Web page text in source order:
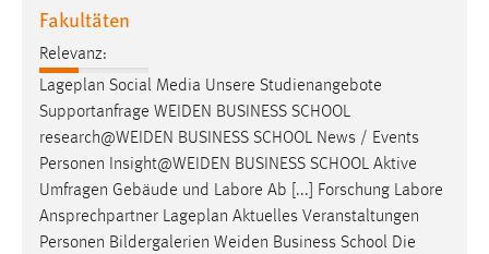
Fakultäten
Relevanz:
Lageplan Social Media Unsere Studienangebote
Supportanfrage WEIDEN BUSINESS SCHOOL
research@WEIDEN BUSINESS SCHOOL News / Events
Personen Insight@WEIDEN BUSINESS SCHOOL Aktive
Umfragen Gebäude und Labore Ab [...] Forschung Labore
Ansprechpartner Lageplan Aktuelles Veranstaltungen
Personen Bildergalerien Weiden Business School Die
Chat
MibewSessionID, MIBEW_UserID, mibew_locale, mibew-
chat-frame-style-5e9dbeb1811c0446
Zweck:
Wird benötigt um die Chatfunktion nutzen zu können.
Cookie Laufzeit:
MibewSessionID, mibew-chat-frame-style-